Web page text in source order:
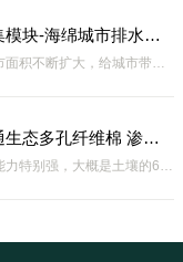
相城区智能化碳纤雨水收集模块-海绵城市排水蓄水系统的优选项
相城区随着城市化进程加快，城市面积不断扩大，给城市带来的问题也随之增加。其中之一就是水资源的短缺。雨水收集是一种解决城市水资源短缺的有效途径。在雨水收集技术中，智能化碳纤雨水收集模块的出现，为解决城市水资源
相城区城市河道排水用银通生态多孔纤维棉 渗透性好重量轻
相城区银通生态多孔纤维棉储水能力特别强，大概是土壤的6倍，所以在下暴雨或者是严重的雨雪天气时，能将降水量很好的吸收掉，到了天气晴朗之后又会将这些水分蒸发到空气中。这种材料在绿化环保上能起到很大的作用，能够大